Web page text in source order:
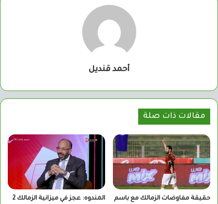
أحمد قنديل
مقالات ذات صلة
حقيقة مفاوضات الزمالك مع باسم
المندوه: عجز في ميزانية الزمالك 2